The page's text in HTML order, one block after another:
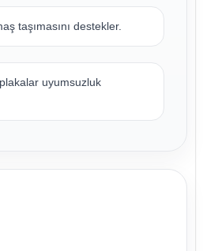
taşımasını destekler.
uyumsuzluk